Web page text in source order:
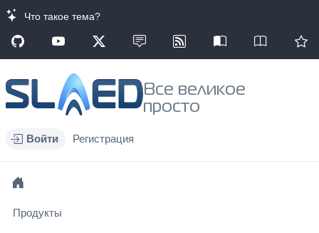
Что такое тема?
Все великое
просто
Войти Регистрация
Продукты